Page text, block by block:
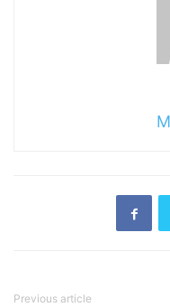
Previous article